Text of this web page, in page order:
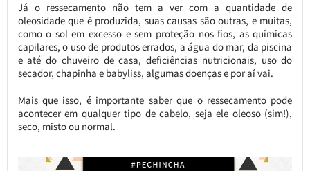
Já o ressecamento não tem a ver com a quantidade de
oleosidade que é produzida, suas causas são outras, e muitas,
como o sol em excesso e sem proteção nos fios, as químicas
capilares, o uso de produtos errados, a água do mar, da piscina
e até do chuveiro de casa, deficiências nutricionais, uso do
secador, chapinha e babyliss, algumas doenças e por aí vai.
Mais que isso, é importante saber que o ressecamento pode
acontecer em qualquer tipo de cabelo, seja ele oleoso (sim!),
seco, misto ou normal.